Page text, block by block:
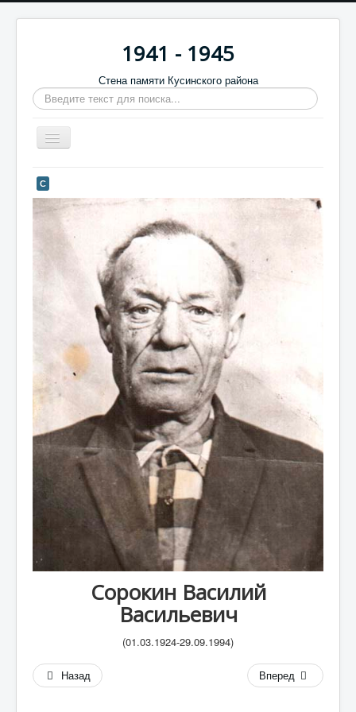
1941 - 1945
Стена памяти Кусинского района
Искать...
Включить/
выключить
Главная
Стена памяти
Баннеры
Память в камне
Обратная связь
Отзывы
А
Г
Д
Е
М
Н
С
Сорокин Василий
Васильевич
(01.03.1924-29.09.1994)
Назад Вперед